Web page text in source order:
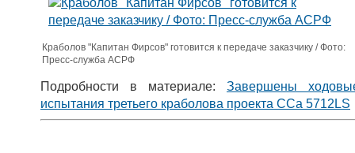
Краболов "Капитан Фирсов" готовится к передаче заказчику / Фото:
Пресс-служба АСРФ
Подробности в материале: Завершены
испытания третьего краболова проекта CCa 5712LS